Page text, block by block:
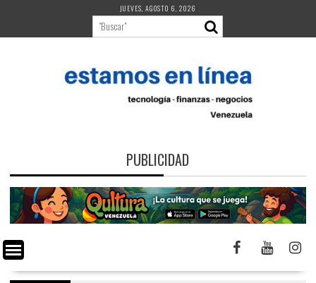
contenido
JUEVES, AGOSTO 6, 2026
PUBLICIDAD